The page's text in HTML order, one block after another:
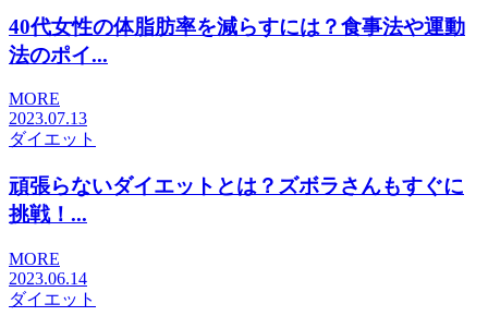
40代女性の体脂肪率を減らすには？食事法や運動
法のポイ...
MORE
2023.07.13
ダイエット
頑張らないダイエットとは？ズボラさんもすぐに
挑戦！...
MORE
2023.06.14
ダイエット